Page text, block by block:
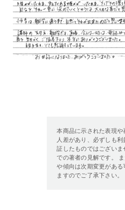
本商品に示された表現や
人差があり、必ずしも利
証したものではございま
での著者の見解です。
や傾向は次期変更がある
ますのでご了承下さい。